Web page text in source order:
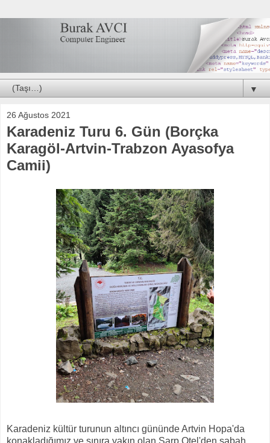
▼
26 Ağustos 2021
Karadeniz Turu 6. Gün (Borçka
Karagöl-Artvin-Trabzon Ayasofya
Camii)
Karadeniz kültür turunun altıncı gününde Artvin Hopa'da
konakladığımız ve sınıra yakın olan Sarp Otel'den sabah